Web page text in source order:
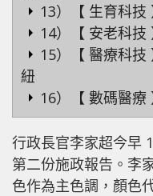
13）【 生育科技
14）【 安老科技
15）【 醫療科技
紐
16）【 數碼醫
行政長官李家超今早
第二份施政報告。李
色作為主色調，顏色